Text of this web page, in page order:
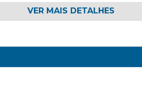
VER MAIS DETALHES